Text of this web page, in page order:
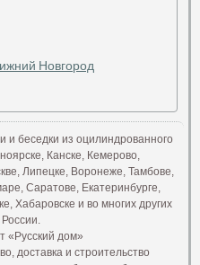
Новгород
беседки из оцилиндрованного
Канске, Кемерово,
Липецке, Воронеже, Тамбове,
Саратове, Екатеринбурге,
Хабаровске и во многих других
«Русский дом»
доставка и строительство